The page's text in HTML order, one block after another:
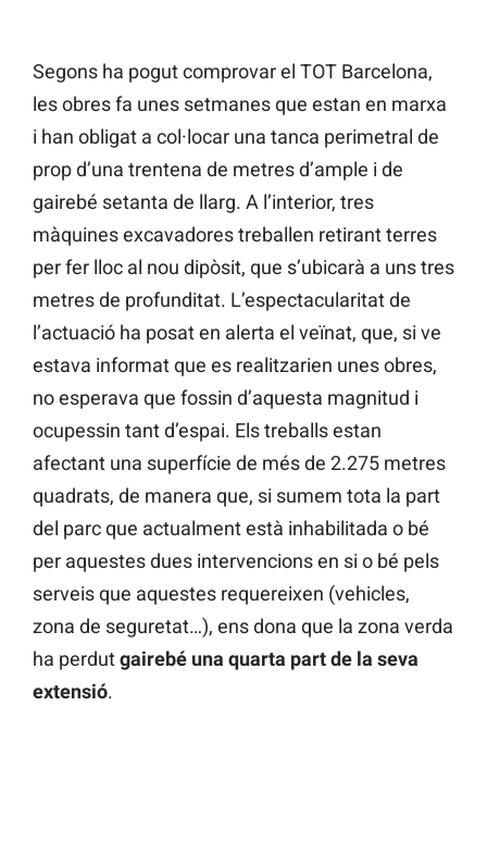
Segons ha pogut comprovar el TOT Barcelona,
les obres fa unes setmanes que estan en marxa
i han obligat a col·locar una tanca perimetral de
prop d’una trentena de metres d’ample i de
gairebé setanta de llarg. A l’interior, tres
màquines excavadores treballen retirant terres
per fer lloc al nou dipòsit, que s’ubicarà a uns tres
metres de profunditat. L’espectacularitat de
l’actuació ha posat en alerta el veïnat, que, si ve
estava informat que es realitzarien unes obres,
no esperava que fossin d’aquesta magnitud i
ocupessin tant d’espai. Els treballs estan
afectant una superfície de més de 2.275 metres
quadrats, de manera que, si sumem tota la part
del parc que actualment està inhabilitada o bé
per aquestes dues intervencions en si o bé pels
serveis que aquestes requereixen (vehicles,
zona de seguretat…), ens dona que la zona verda
ha perdutgairebé una quarta part de la seva
extensió.